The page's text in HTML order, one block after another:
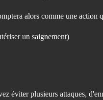
alors comme une action
un saignement)
éviter plusieurs attaques,